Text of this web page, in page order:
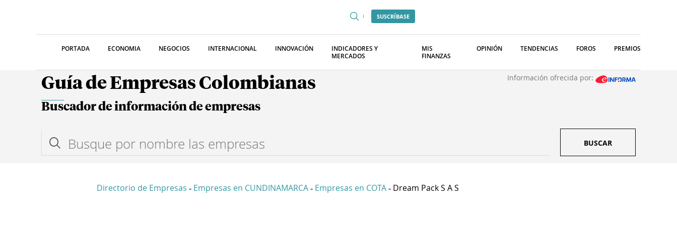
SUSCRÍBASE
PORTADA ECONOMIA NEGOCIOS INTERNACIONAL INNOVACIÓN
INDICADORES Y
MERCADOS
MIS
FINANZAS
OPINIÓN TENDENCIAS FOROS PREMIOS
Guía de Empresas Colombianas Información ofrecida por:
Buscador de información de empresas
BUSCAR
Directorio de Empresas - Empresas en CUNDINAMARCA - Empresas en COTA - Dream Pack S A S